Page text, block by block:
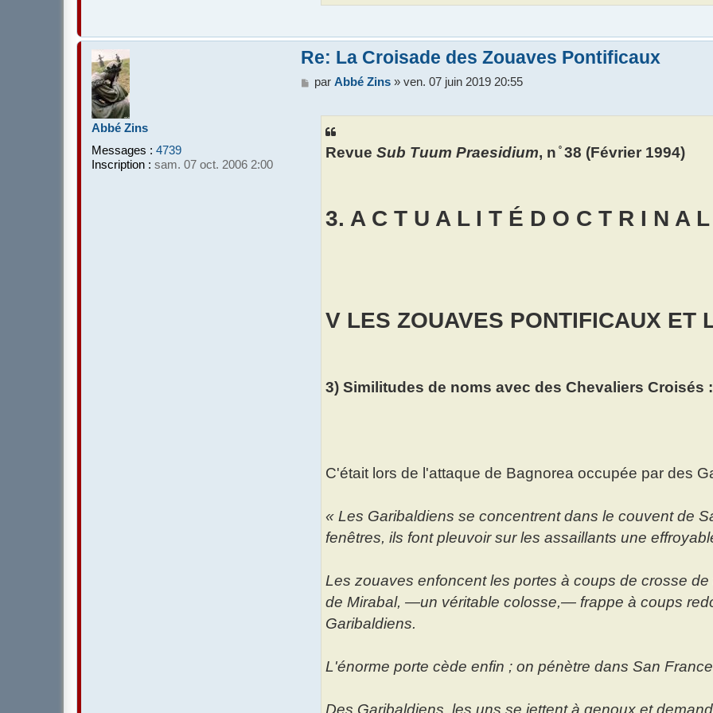
Abbé Zins
Messages : 4739
Inscription : sam. 07 oct. 2006 2:00
Re: La Croisade des Zouaves Pontificaux
M
parAbbé Zins »ven. 07 juin 2019 20:55
RevueSub Tuum Praesidium, n ̊ 38 (Février 1994)
3. A C T U A L I T É D O C T R I N A
V LES ZOUAVES PONTIFICAUX ET
3) Similitudes de noms avec des Chevaliers Croisés :
C'était lors de l'attaque de Bagnorea occupée par des
« Les Garibaldiens se concentrent dans le couvent de
fenêtres, ils font pleuvoir sur les assaillants une
Les zouaves enfoncent les portes à coups de crosse
de Mirabal, —un véritable colosse,— frappe à coups
Garibaldiens.
L'énorme porte cède enfin ; on pénètre dans San
Des Garibaldiens, les uns se jettent à genoux et